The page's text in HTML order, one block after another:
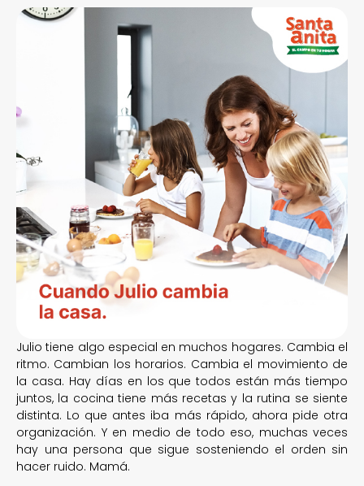
Julio tiene algo especial en muchos hogares. Cambia el
ritmo. Cambian los horarios. Cambia el movimiento de
la casa. Hay días en los que todos están más tiempo
juntos, la cocina tiene más recetas y la rutina se siente
distinta. Lo que antes iba más rápido, ahora pide otra
organización. Y en medio de todo eso, muchas veces
hay una persona que sigue sosteniendo el orden sin
hacer ruido. Mamá.